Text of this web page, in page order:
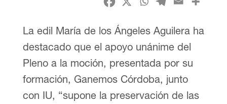
La edil María de los Ángeles Aguilera ha
destacado que el apoyo unánime del
Pleno a la moción, presentada por su
formación, Ganemos Córdoba, junto
con IU, “supone la preservación de las